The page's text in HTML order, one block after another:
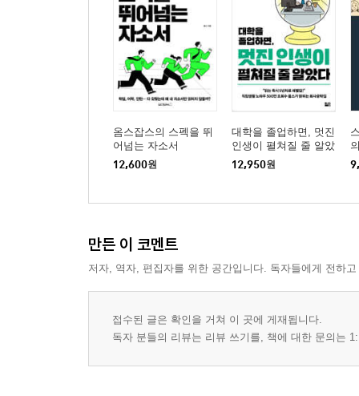
옴스잡스의 스펙을 뛰
어넘는 자소서
12,600원
대학을 졸업하면, 멋진
인생이 펼쳐질 줄 알았
다
12,950원
만든 이 코멘트
저자, 역자, 편집자를 위한 공간입니다. 독자들에게 전하
접수된 글은 확인을 거쳐 이 곳에 게재됩니다.
독자 분들의 리뷰는 리뷰 쓰기를, 책에 대한 문의는